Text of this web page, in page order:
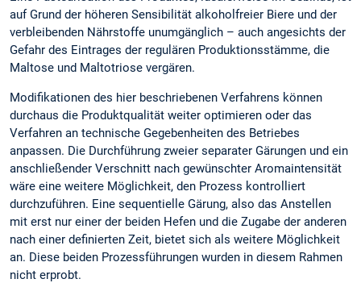
auf Grund der höheren Sensibilität alkoholfreier Biere und der
verbleibenden Nährstoffe unumgänglich – auch angesichts der
Gefahr des Eintrages der regulären Produktionsstämme, die
Maltose und Maltotriose vergären.
Modifikationen des hier beschriebenen Verfahrens können
durchaus die Produktqualität weiter optimieren oder das
Verfahren an technische Gegebenheiten des Betriebes
anpassen. Die Durchführung zweier separater Gärungen und ein
anschließender Verschnitt nach gewünschter Aromaintensität
wäre eine weitere Möglichkeit, den Prozess kontrolliert
durchzuführen. Eine sequentielle Gärung, also das Anstellen
mit erst nur einer der beiden Hefen und die Zugabe der anderen
nach einer definierten Zeit, bietet sich als weitere Möglichkeit
an. Diese beiden Prozessführungen wurden in diesem Rahmen
nicht erprobt.